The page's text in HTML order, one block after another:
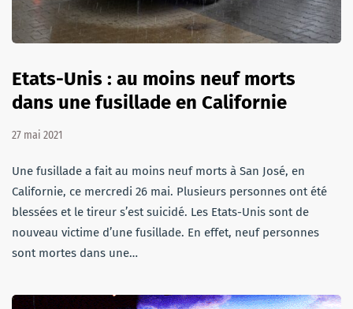
Etats-Unis : au moins neuf morts
dans une fusillade en Californie
27 mai 2021
Une fusillade a fait au moins neuf morts à San José, en
Californie, ce mercredi 26 mai. Plusieurs personnes ont été
blessées et le tireur s’est suicidé. Les Etats-Unis sont de
nouveau victime d’une fusillade. En effet, neuf personnes
sont mortes dans une…